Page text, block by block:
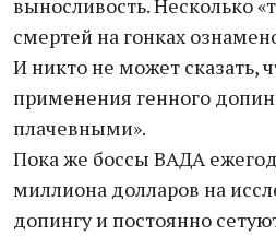
выносливость. Несколько
смертей на гонках
И никто не может сказать,
применения генного
плачевными».
Пока же боссы ВАДА
миллиона долларов на
допингу и постоянно